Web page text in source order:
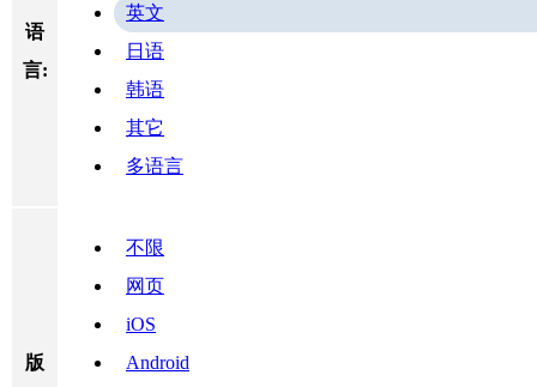
语
言:
英文
日语
韩语
其它
多语言
版
不限
网页
iOS
Android